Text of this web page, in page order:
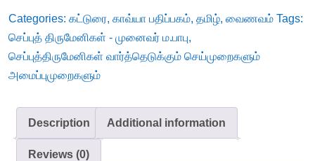
quantity
Categories: கட்டுரை, காவ்யா பதிப்பகம், தமிழ், வைணவம் Tags:
செப்புத் திருமேனிகள் - முனைவர் ம.பாபு,
செப்புத்திருமேனிகள் வார்த்தெடுக்கும் செய்முறைகளும்
அமைப்புமுறைகளும்
Description Additional information
Reviews (0)